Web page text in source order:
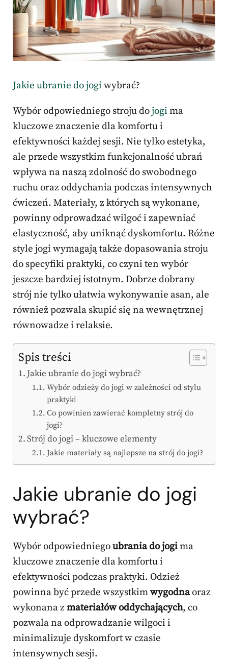
Jakie ubranie do jogi wybrać?
Wybór odpowiedniego stroju dojogi ma
kluczowe znaczenie dla komfortu i
efektywności każdej sesji. Nie tylko estetyka,
ale przede wszystkim funkcjonalność ubrań
wpływa na naszą zdolność do swobodnego
ruchu oraz oddychania podczas intensywnych
ćwiczeń. Materiały, z których są wykonane,
powinny odprowadzać wilgoć i zapewniać
elastyczność, aby uniknąć dyskomfortu. Różne
style jogi wymagają także dopasowania stroju
do specyfiki praktyki, co czyni ten wybór
jeszcze bardziej istotnym. Dobrze dobrany
strój nie tylko ułatwia wykonywanie asan, ale
również pozwala skupić się na wewnętrznej
równowadze i relaksie.
Spis treści
Jakie ubranie do jogi wybrać?
Wybór odzieży do jogi w zależności od stylu
praktyki
Co powinien zawierać kompletny strój do
jogi?
Strój do jogi – kluczowe elementy
Jakie materiały są najlepsze na strój do jogi?
Jakie ubranie do jogi
wybrać?
Wybór odpowiedniegoubrania do jogima
kluczowe znaczenie dla komfortu i
efektywności podczas praktyki. Odzież
powinna być przede wszystkimwygodnaoraz
wykonana zmateriałów oddychających, co
pozwala na odprowadzanie wilgoci i
minimalizuje dyskomfort w czasie
intensywnych sesji.